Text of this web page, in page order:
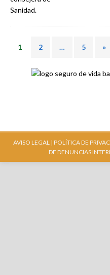
1 2 … 5 »
AVISO LEGAL | POLÍTICA DE
DE DENUNCIAS